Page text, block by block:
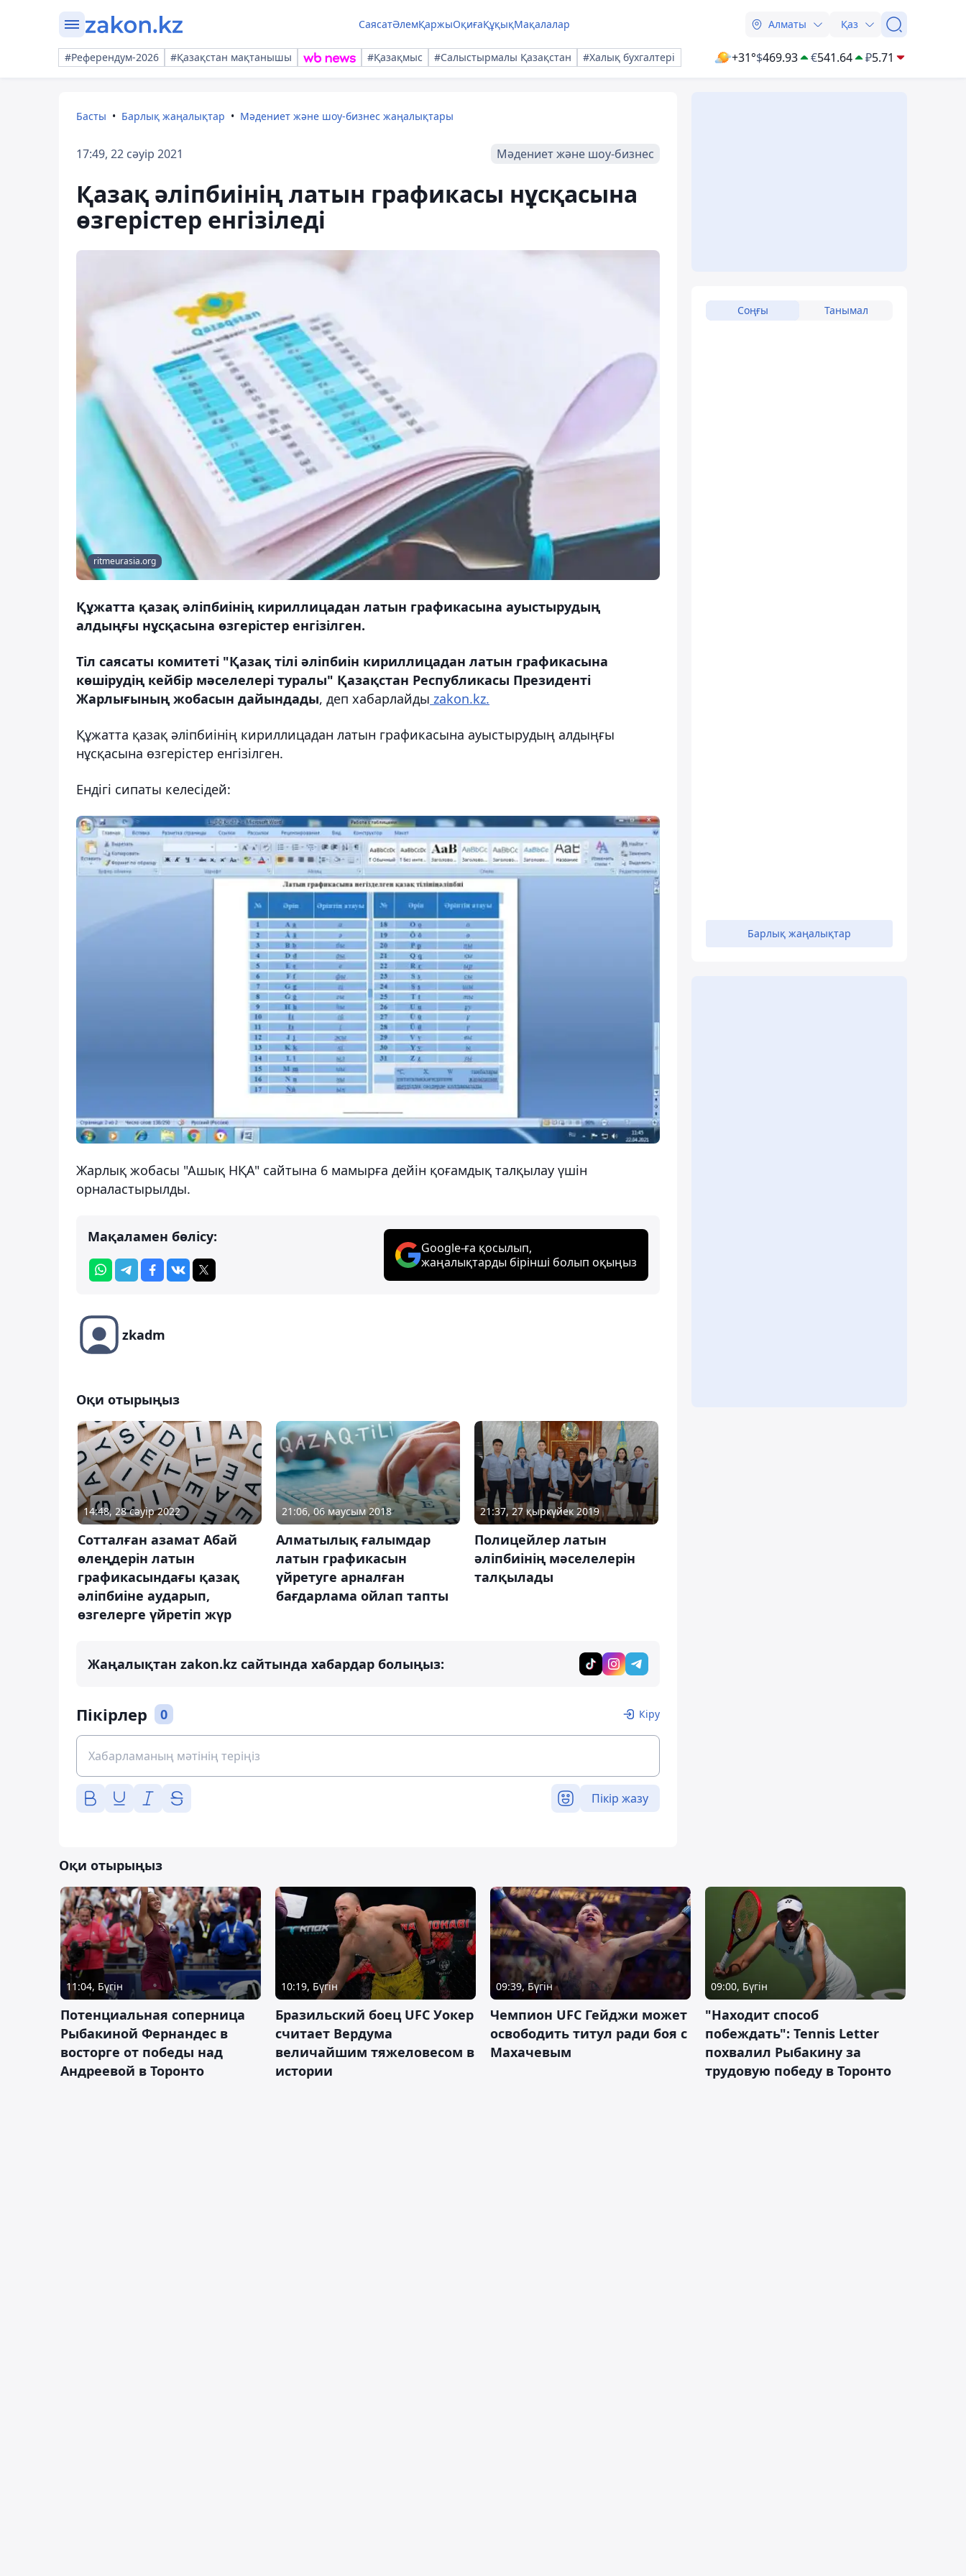
СаясатӘлемҚаржыОқиғаҚұқықМақалалар Алматы Қаз
#Референдум-2026 #Қазақстан мақтанышы #Қазақмыс #Салыстырмалы Қазақстан #Халық бухгалтері +31°$469.93 €541.64 ₽5.71
Басты Барлық жаңалықтар Мәдениет және шоу-бизнес жаңалықтары
17:49, 22 сәуір 2021 Мәдениет және шоу-бизнес
Қазақ әліпбиінің латын графикасы нұсқасына
өзгерістер енгізіледі
ritmeurasia.org
Құжатта қазақ әліпбиінің кириллицадан латын графикасына ауыстырудың
алдыңғы нұсқасына өзгерістер енгізілген.
Тіл саясаты комитеті "Қазақ тілі әліпбиін кириллицадан латын графикасына
көшірудің кейбір мәселелері туралы" Қазақстан Республикасы Президенті
Жарлығының жобасын дайындады, деп хабарлайды zakon.kz.
Құжатта қазақ әліпбиінің кириллицадан латын графикасына ауыстырудың алдыңғы
нұсқасына өзгерістер енгізілген.
Ендігі сипаты келесідей:
Жарлық жобасы "Ашық НҚА" сайтына 6 мамырға дейін қоғамдық талқылау үшін
орналастырылды.
Мақаламен бөлісу:
Google-ға қосылып,
жаңалықтарды бірінші болып оқыңыз
zkadm
Оқи отырыңыз
14:48, 28 сәуір 2022
Сотталған азамат Абай
өлеңдерін латын
графикасындағы қазақ
әліпбиіне аударып,
өзгелерге үйретіп жүр
21:06, 06 маусым 2018
Алматылық ғалымдар
латын графикасын
үйретуге арналған
бағдарлама ойлап тапты
21:37, 27 қыркүйек 2019
Полицейлер латын
әліпбиінің мәселелерін
талқылады
Жаңалықтан zakon.kz сайтында хабардар болыңыз:
Пікірлер 0 Кіру
Пікір жазу
Соңғы Танымал
Барлық жаңалықтар
Оқи отырыңыз
11:04, Бүгін
Потенциальная соперница
Рыбакиной Фернандес в
восторге от победы над
Андреевой в Торонто
10:19, Бүгін
Бразильский боец UFC Уокер
считает Вердума
величайшим тяжеловесом в
истории
09:39, Бүгін
Чемпион UFC Гейджи может
освободить титул ради боя с
Махачевым
09:00, Бүгін
"Находит способ
побеждать": Tennis Letter
похвалил Рыбакину за
трудовую победу в Торонто